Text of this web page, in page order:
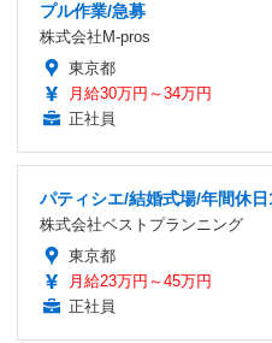
プル作業/急募
株式会社M-pros
東京都
月給30万円～34万円
正社員
パティシエ/結婚式場/年間休
株式会社ベストプランニング
東京都
月給23万円～45万円
正社員